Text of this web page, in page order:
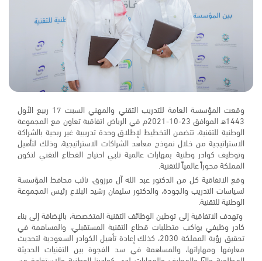
وقعت المؤسسة العامة للتدريب التقني والمهني السبت 17 ربيع الأول
1443ﻫ الموافق 23-10-2021م في الرياض اتفاقية تعاون مع المجموعة
الوطنية للتقنية، تتضمن التخطيط لإطلاق وحدة تدريبية غير ربحية بالشراكة
الاستراتيجية من خلال نموذج معاهد الشراكات الاستراتيجية، وذلك لتأهيل
وتوظيف كوادر وطنية بمهارات عالمية تلبي احتياج القطاع التقني لتكون
المملكة محوراً عالمياً للتقنية.
وقع الاتفاقية كل من الدكتور عبد الله آل مرزوق، نائب محافظ المؤسسة
لسياسات التدريب والجودة، والدكتور سليمان رشيد البلاع رئيس المجموعة
الوطنية للتقنية.
وتهدف الاتفاقية إلى توطين الوظائف التقنية المتخصصة، بالإضافة إلى بناء
كادر وظيفي يواكب متطلبات قطاع التقنية المستقبلي، والمساهمة في
تحقيق رؤية المملكة 2030، كذلك إعادة تأهيل الكوادر السعودية لتحديث
معارفها ومهاراتها، والمساهمة في سد الفجوة بين التقنيات الحديثة